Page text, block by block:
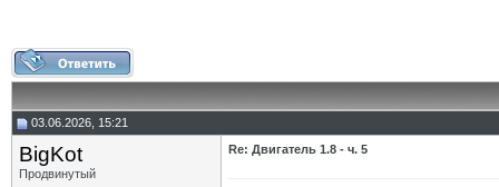
03.06.2026, 15:21
BigKot
Продвинутый
Re: Двигатель 1.8 - ч. 5